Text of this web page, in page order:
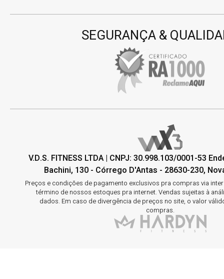
SEGURANÇA &
V.D.S. FITNESS LTDA | CNPJ: 30.998.103/0001-53
Bachini, 130 - Córrego D'Antas - 28630-230,
Preços e condições de pagamento exclusivos pra compras via
término de nossos estoques pra internet. Vendas sujeitas à
dados. Em caso de divergência de preços no site, o valor
compras.